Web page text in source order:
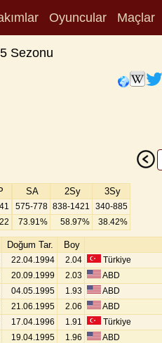
Oyuncular Maçlar
Sezonu
SA 2Sy 3Sy
575-778 838-1421
340-885
73.91%
58.97% 38.42%
Doğum Tar. Boy
22.04.1994 2.04
Türkiye
20.09.1999 2.03
ABD
04.05.1995 1.93
ABD
21.06.1995 2.06
ABD
17.04.1996 1.91
Türkiye
19.04.1995 1.96
ABD